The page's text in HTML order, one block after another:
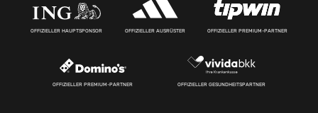
OFFIZIELLER HAUPTSPONSOR OFFIZIELLER AUSRÜSTER OFFIZIELLER PREMIUM-PARTNER
OFFIZIELLER PREMIUM-PARTNER OFFIZIELLER GESUNDHEITSPARTNER